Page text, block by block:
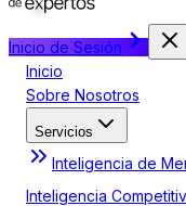
Inicio de Sesión
Inicio
Sobre Nosotros
Servicios
Inteligencia de
Inteligencia